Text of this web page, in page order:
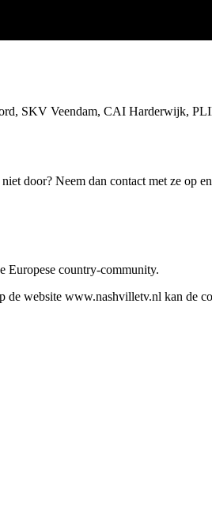
SKV Veendam, CAI Harderwijk,
door? Neem dan contact met ze op
Europese country-community.
website www.nashvilletv.nl kan de